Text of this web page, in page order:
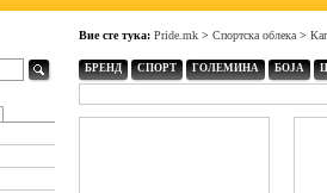
Вие сте тука: Pride.mk > Спортска облека >
БРЕНД СПОРТ ГОЛЕМИНА БОЈА